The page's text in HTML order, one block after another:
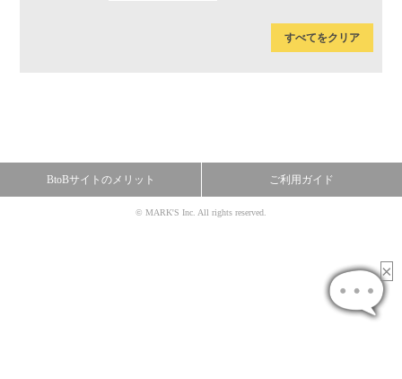
すべてをクリア
BtoBサイトのメリット ご利用ガイド
© MARK'S Inc. All rights reserved.